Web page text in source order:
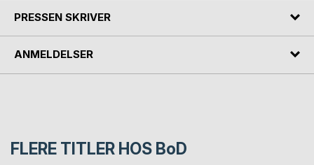
PRESSEN SKRIVER
ANMELDELSER
FLERE TITLER HOS BoD